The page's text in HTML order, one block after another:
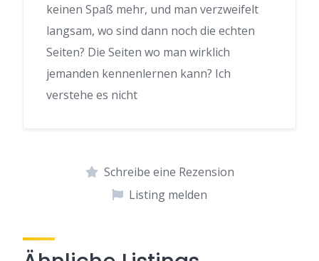
keinen Spaß mehr, und man verzweifelt
langsam, wo sind dann noch die echten
Seiten? Die Seiten wo man wirklich
jemanden kennenlernen kann? Ich
verstehe es nicht
Schreibe eine Rezension
Listing melden